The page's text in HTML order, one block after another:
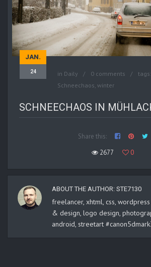
JAN.
24 in Daily 0 comments tags:
Schneechaos, winter
SCHNEECHAOS IN
Share this:
2677
0
ABOUT THE AUTHOR: STE7130
freelancer, xhtml, css,
& design, logo design,
android, streetart